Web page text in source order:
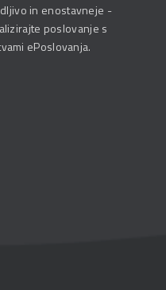
in enostavneje -
poslovanje s
ePoslovanja.